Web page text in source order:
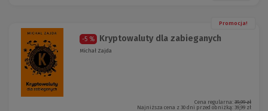
Promocja!
-5 % Kryptowaluty dla zabieganych
Michał Zajda
Cena regularna: 39,99 zł
Najniższa cena z 30 dni przed obniżką: 39,99 zł